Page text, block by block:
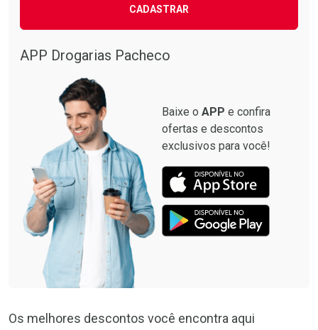
Comprar sem Desconto
Comprar sem Desconto
Por R$ 89,90/cada
CADASTRAR
APP Drogarias Pacheco
Baixe o APP e confira
ofertas e descontos
exclusivos para você!
Os melhores descontos você encontra aqui